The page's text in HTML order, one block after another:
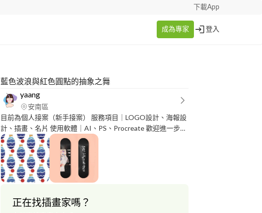
下載App
成為專家 登入
藍色波浪與紅色圓點的抽象之舞
yaang
安南區
目前為個人接案（新手接案） 服務項目｜LOGO設計、海報設
計、插畫、名片 使用軟體｜AI、PS、Procreate 歡迎進一步聯
繫♡
正在找插畫家嗎？